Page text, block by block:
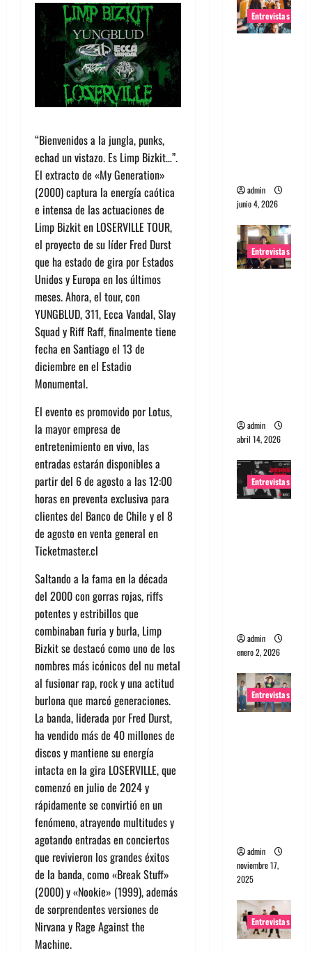
“Bienvenidos a la jungla, punks,
echad un vistazo. Es Limp Bizkit…”.
El extracto de «My Generation»
(2000) captura la energía caótica
e intensa de las actuaciones de
Limp Bizkit en LOSERVILLE TOUR,
el proyecto de su líder Fred Durst
que ha estado de gira por Estados
Unidos y Europa en los últimos
meses. Ahora, el tour, con
YUNGBLUD, 311, Ecca Vandal, Slay
Squad y Riff Raff, finalmente tiene
fecha en Santiago el 13 de
diciembre en el Estadio
Monumental.
El evento es promovido por Lotus,
la mayor empresa de
entretenimiento en vivo, las
entradas estarán disponibles a
partir del 6 de agosto a las 12:00
horas en preventa exclusiva para
clientes del Banco de Chile y el 8
de agosto en venta general en
Ticketmaster.cl
Saltando a la fama en la década
del 2000 con gorras rojas, riffs
potentes y estribillos que
combinaban furia y burla, Limp
Bizkit se destacó como uno de los
nombres más icónicos del nu metal
al fusionar rap, rock y una actitud
burlona que marcó generaciones.
La banda, liderada por Fred Durst,
ha vendido más de 40 millones de
discos y mantiene su energía
intacta en la gira LOSERVILLE, que
comenzó en julio de 2024 y
rápidamente se convirtió en un
fenómeno, atrayendo multitudes y
agotando entradas en conciertos
que revivieron los grandes éxitos
de la banda, como «Break Stuff»
(2000) y «Nookie» (1999), además
de sorprendentes versiones de
Nirvana y Rage Against the
Machine.
Entrevistas
admin
junio 4, 2026
Entrevistas
admin
abril 14, 2026
Entrevistas
admin
enero 2, 2026
Entrevistas
admin
noviembre 17,
2025
Entrevistas